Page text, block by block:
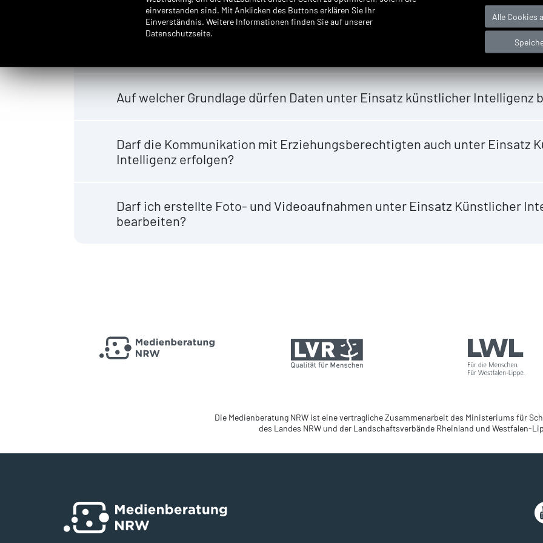
Was ist bei der Anonymisierung von Daten unter Nutzung künstlicher
Auf welcher Grundlage dürfen Daten unter Einsatz künstlicher Intelligenz
Darf die Kommunikation mit Erziehungsberechtigten auch unter Einsatz
Intelligenz erfolgen?
Darf ich erstellte Foto- und Videoaufnahmen unter Einsatz Künstlicher
bearbeiten?
Die Medienberatung NRW ist eine vertragliche Zusammenarbeit des Ministeriums für
des Landes NRW und der Landschaftsverbände Rheinland und Westfalen-
einverstanden sind. Mit Anklicken des Buttons erklären Sie Ihr
Einverständnis. Weitere Informationen finden Sie auf unserer
Datenschutzseite.
Alle Cookies